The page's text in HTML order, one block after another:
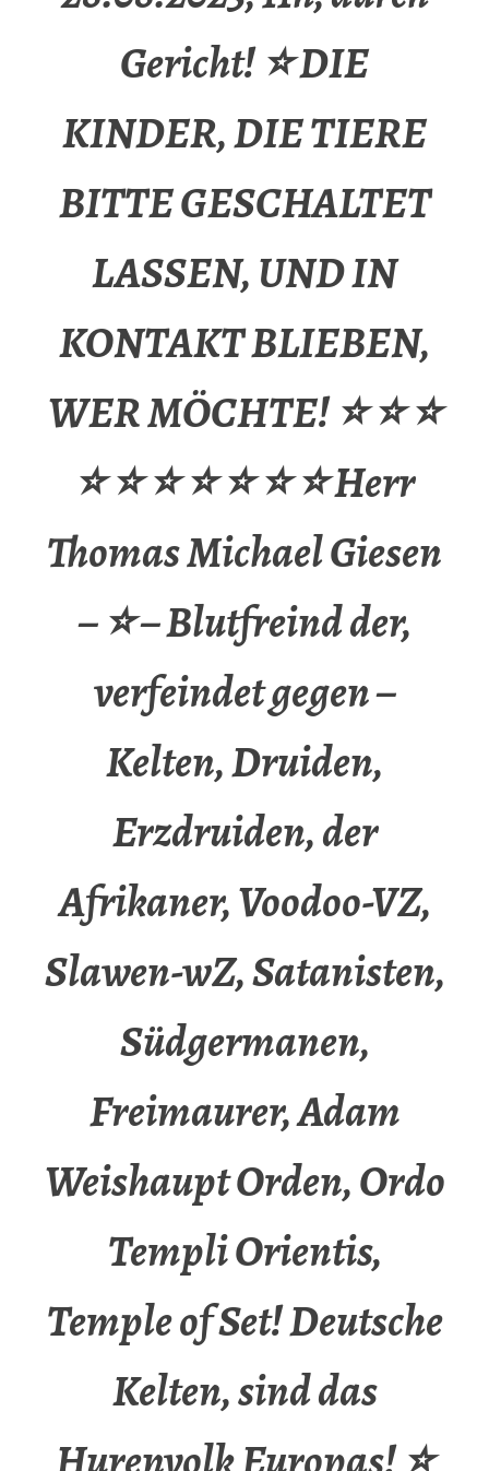
Gericht! ⭐ DIE
KINDER, DIE TIERE
BITTE GESCHALTET
LASSEN, UND IN
KONTAKT BLIEBEN,
WER MÖCHTE! ⭐ ⭐ ⭐
⭐ ⭐ ⭐ ⭐ ⭐ ⭐ ⭐ Herr
Thomas Michael Giesen
– ⭐ – Blutfreind der,
verfeindet gegen –
Kelten, Druiden,
Erzdruiden, der
Afrikaner, Voodoo-VZ,
Slawen-wZ, Satanisten,
Südgermanen,
Freimaurer, Adam
Weishaupt Orden, Ordo
Templi Orientis,
Temple of Set! Deutsche
Kelten, sind das